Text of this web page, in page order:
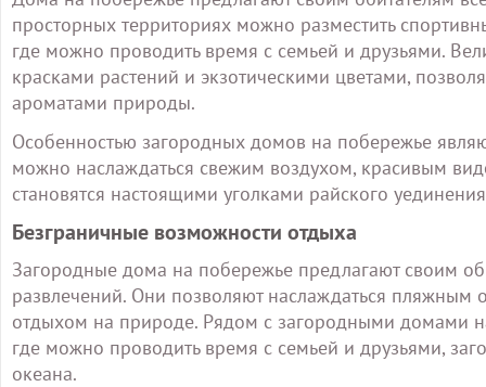
просторных территориях можно разместить
где можно проводить время с семьей и друзьями.
красками растений и экзотическими цветами,
ароматами природы.
Особенностью загородных домов на побережье
можно наслаждаться свежим воздухом, красивым
становятся настоящими уголками райского
Безграничные возможности отдыха
Загородные дома на побережье предлагают своим
развлечений. Они позволяют наслаждаться
отдыхом на природе. Рядом с загородными домами
где можно проводить время с семьей и друзьями,
океана.